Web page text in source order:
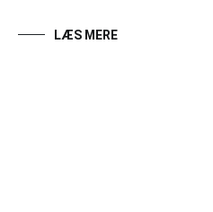
LÆS MERE